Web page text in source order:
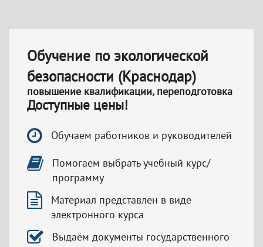
Обучение по экологической
безопасности (Краснодар)
повышение квалификации, переподготовка
Доступные цены!
Обучаем работников и руководителей
Помогаем выбрать учебный курс/
программу
Материал представлен в виде
электронного курса
Выдаём документы государственного